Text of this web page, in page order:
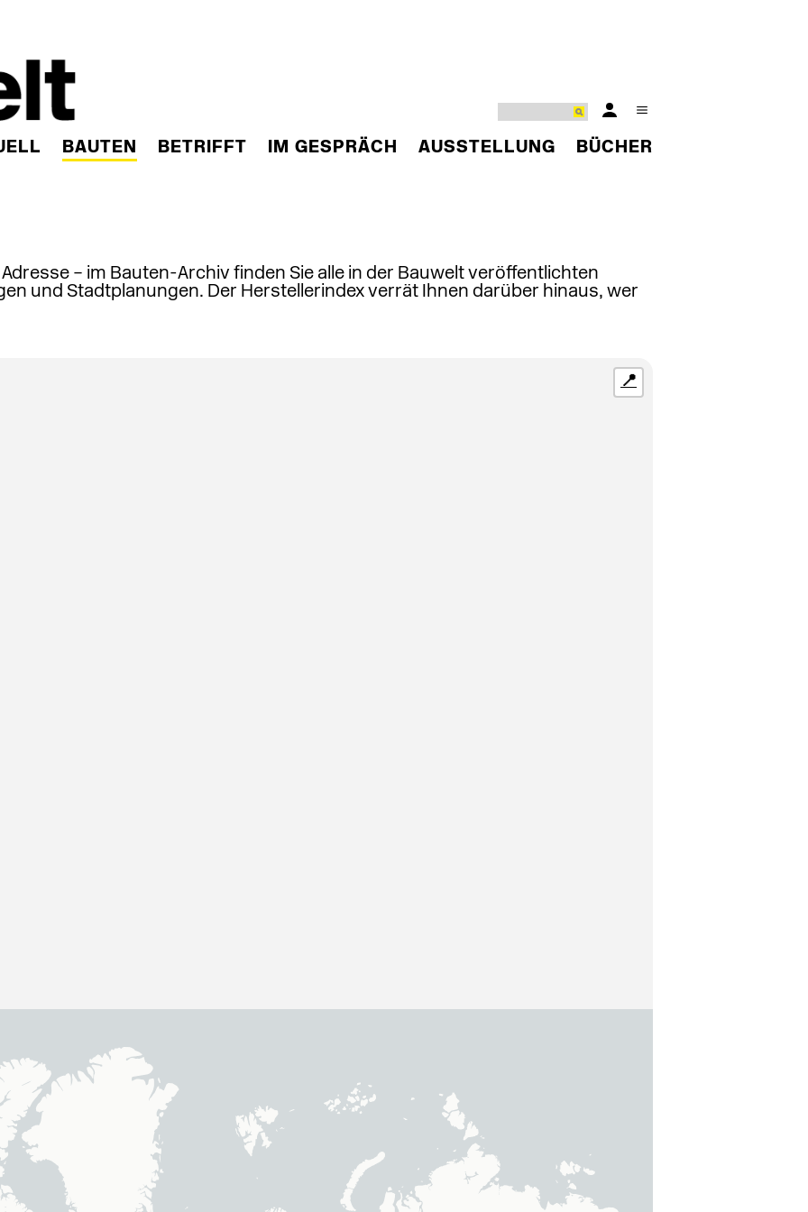
BAUTEN BETRIFFT IM GESPRÄCH AUSSTELLUNG BÜCHER
– im Bauten-Archiv finden Sie alle in der Bauwelt veröffentlichten
und Stadtplanungen. Der Herstellerindex verrät Ihnen darüber hinaus, wer
📍